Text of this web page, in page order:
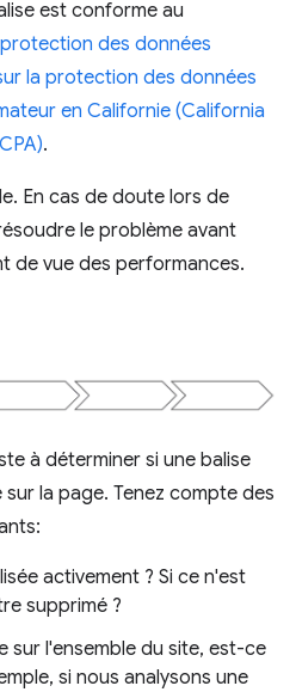
est conforme au
des données
la protection des données
en Californie (California
.
En cas de doute lors de
le problème avant
de vue des performances.
à déterminer si une balise
la page. Tenez compte des
activement ? Si ce n'est
supprimé ?
sur l'ensemble du site, est-ce
si nous analysons une